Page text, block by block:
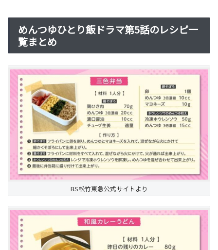
めんつゆひとり飯ドラマ第5話のレシピ一
覧まとめ
BS松竹東急公式サイトより